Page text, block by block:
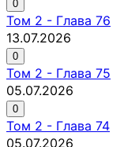
0
Том 2 - Глава 76
13.07.2026
0
Том 2 - Глава 75
05.07.2026
0
Том 2 - Глава 74
05.07.2026